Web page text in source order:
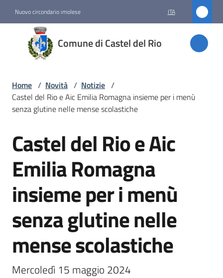
Nuovo circondario imolese ITA
Comune di Castel del Rio
Comune
di
Castel
Novità
Menu selezionato
Servizi
Vivere
Castel
del
Rio
Home / Novità / Notizie /
Castel del Rio e Aic Emilia Romagna insieme per i menù
senza glutine nelle mense scolastiche
Salta al contenuto
Castel del Rio e Aic
Emilia Romagna
insieme per i menù
senza glutine nelle
mense scolastiche
Mercoledì 15 maggio 2024